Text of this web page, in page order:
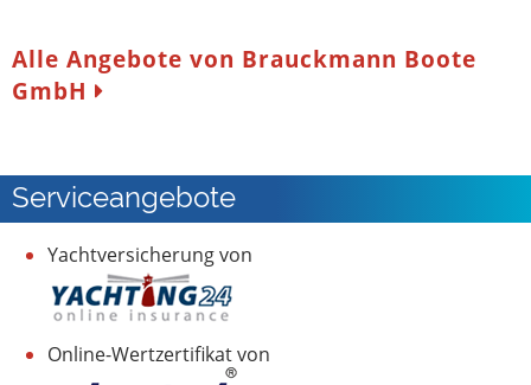
Alle Angebote von Brauckmann Boote
GmbH
Serviceangebote
Yachtversicherung von
Online-Wertzertifikat von